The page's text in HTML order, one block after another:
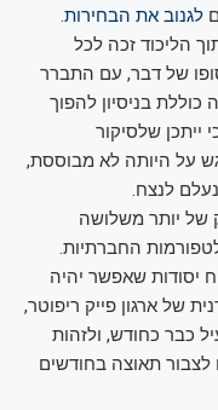
לגנוב את הבחירות.
הליכוד זכה לכל
של דבר, עם התברר
בניסיון להפוך
שלסיקור
על היותה לא מבוססת,
לנצח.
של יותר משלושה
החברתיות.
יסודות שאפשר יהיה
של ארגון פייק ריפוטר,
כבר כחודש, ולזהות
לצבור תאוצה בחודשים